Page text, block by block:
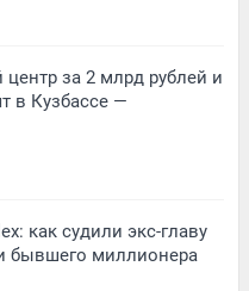
за 2 млрд рублей и
в Кузбассе —
как судили экс-главу
бывшего миллионера